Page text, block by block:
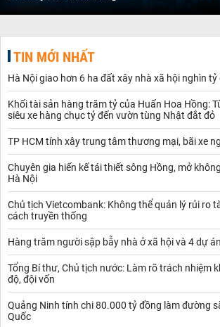
TIN MỚI NHẤT
Hà Nội giao hơn 6 ha đất xây nhà xã hội nghìn tỷ
Khối tài sản hàng trăm tỷ của Huấn Hoa Hồng:
siêu xe hàng chục tỷ đến vườn tùng Nhật đắt đỏ
TP HCM tính xây trung tâm thương mại, bãi xe
Chuyên gia hiến kế tái thiết sông Hồng, mở
Hà Nội
Chủ tịch Vietcombank: Không thể quản lý rủi ro
cách truyền thống
Hàng trăm người sập bẫy nhà ở xã hội và 4 dự
Tổng Bí thư, Chủ tịch nước: Làm rõ trách nhiệm
độ, đội vốn
Quảng Ninh tính chi 80.000 tỷ đồng làm đường
Quốc